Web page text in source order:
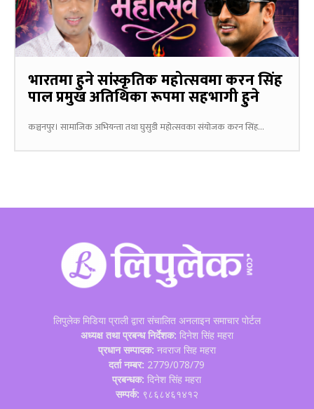
भारतमा हुने सांस्कृतिक महोत्सवमा करन सिंह
पाल प्रमुख अतिथिका रूपमा सहभागी हुने
कञ्चनपुर। सामाजिक अभियन्ता तथा घुसुडी महोत्सवका संयोजक करन सिंह...
लिपुलेक मिडिया प्राली द्वारा संचालित अनलाइन समाचार पोर्टल
अध्यक्ष तथा प्रबन्ध निर्देशक: दिनेश सिंह महरा
प्रधान सम्पादक: नवराज सिह महरा
दर्ता नम्बर: 2779/078/79
प्रबन्धक: दिनेश सिंह महरा
सम्पर्क: ९८६८४६१४१२